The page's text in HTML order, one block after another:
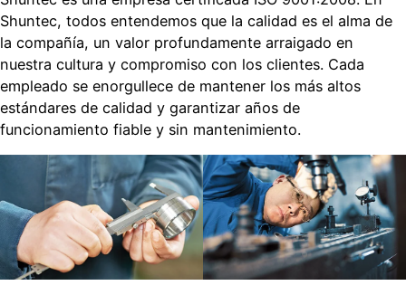
Shuntec, todos entendemos que la calidad es el alma de
la compañía, un valor profundamente arraigado en
nuestra cultura y compromiso con los clientes. Cada
empleado se enorgullece de mantener los más altos
estándares de calidad y garantizar años de
funcionamiento fiable y sin mantenimiento.